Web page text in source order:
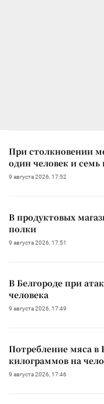
При столкновении
один человек и семь
9 августа 2026, 17:52
В продуктовых
полки
9 августа 2026, 17:51
В Белгороде при
человека
9 августа 2026, 17:49
Потребление мяса в
килограммов на
9 августа 2026, 17:46